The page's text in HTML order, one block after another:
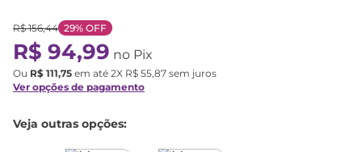
R$ 156,44 29% OFF
R$ 94,99 no Pix
Ou R$ 111,75 em até 2X R$ 55,87 sem juros
Ver opções de pagamento
Veja outras opções: